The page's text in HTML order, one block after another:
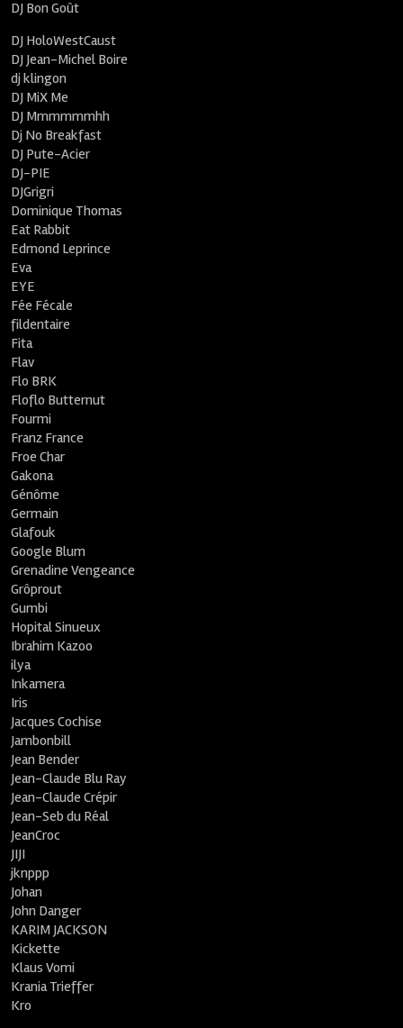
DJ Bon Goût
DJ HoloWestCaust
DJ Jean-Michel Boire
dj klingon
DJ MiX Me
DJ Mmmmmmhh
Dj No Breakfast
DJ Pute-Acier
DJ-PIE
DJGrigri
Dominique Thomas
Eat Rabbit
Edmond Leprince
Eva
EYE
Fée Fécale
fildentaire
Fita
Flav
Flo BRK
Floflo Butternut
Fourmi
Franz France
Froe Char
Gakona
Génôme
Germain
Glafouk
Google Blum
Grenadine Vengeance
Grôprout
Gumbi
Hopital Sinueux
Ibrahim Kazoo
ilya
Inkamera
Iris
Jacques Cochise
Jambonbill
Jean Bender
Jean-Claude Blu Ray
Jean-Claude Crépir
Jean-Seb du Réal
JeanCroc
JIJI
jknppp
Johan
John Danger
KARIM JACKSON
Kickette
Klaus Vomi
Krania Trieffer
Kro